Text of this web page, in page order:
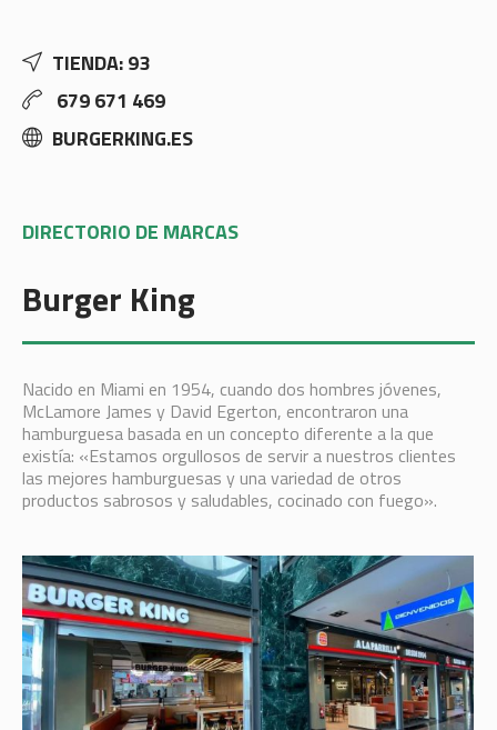
TIENDA: 93
679 671 469
BURGERKING.ES
DIRECTORIO DE MARCAS
Burger King
Nacido en Miami en 1954, cuando dos hombres jóvenes,
McLamore James y David Egerton, encontraron una
hamburguesa basada en un concepto diferente a la que
existía: «Estamos orgullosos de servir a nuestros clientes
las mejores hamburguesas y una variedad de otros
productos sabrosos y saludables, cocinado con fuego».